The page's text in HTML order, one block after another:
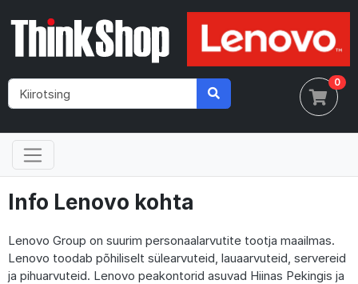
0
Info Lenovo kohta
Lenovo Group on suurim personaalarvutite tootja maailmas.
Lenovo toodab põhiliselt sülearvuteid, lauaarvuteid, servereid
ja pihuarvuteid. Lenovo peakontorid asuvad Hiinas Pekingis ja